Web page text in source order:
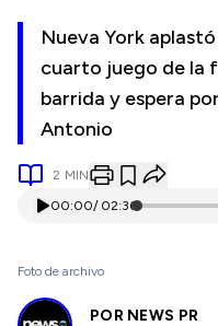
Nueva York
cuarto juego de la
barrida y espera
Antonio
2 MIN
00:00/ 02:36
Foto de archivo
POR NEWS PR